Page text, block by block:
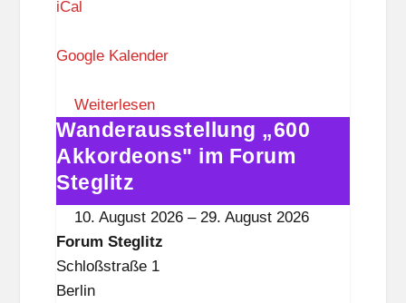
u
S
t
e
g
l
i
t
z
iCal
Google Kalender
Weiterlesen
Wanderausstellung
„600
Akkordeons"
im
Forum
Steglitz
Wanderausstellung „600
Akkordeons" im Forum
Steglitz
10. August 2026 –29. August 2026
Forum Steglitz
Schloßstraße 1
Berlin